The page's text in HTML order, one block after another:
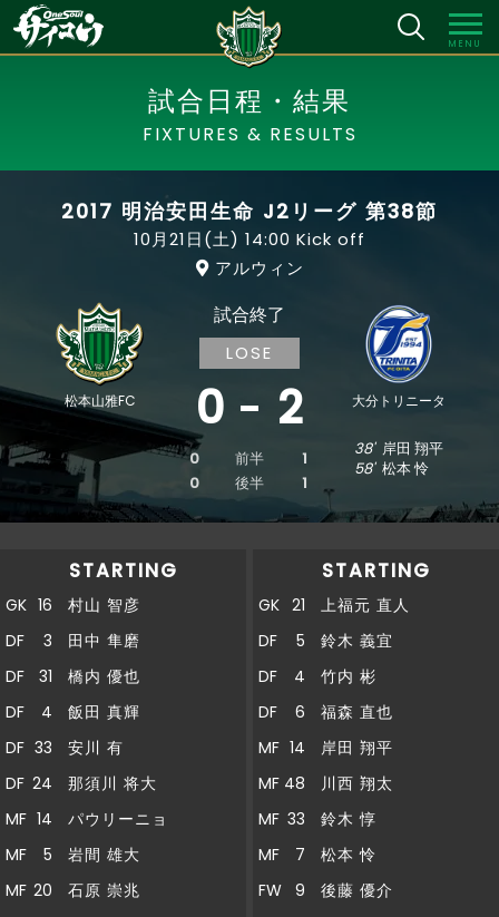
MENU
試合日程・結果
FIXTURES & RESULTS
2017 明治安田生命 J2リーグ 第38節
10月21日(土) 14:00 Kick off
アルウィン
松本山雅FC
試合終了
LOSE
0 2
0 前半
1
0
後半 1
大分トリニータ
38' 岸田 翔平
58' 松本 怜
STARTING
GK 16
村山 智彦
DF
3
田中 隼磨
DF
31
橋内 優也
DF
4
飯田 真輝
DF 33
安川 有
DF 24
那須川 将大
MF 14
パウリーニョ
MF
5
岩間 雄大
MF 20
石原 崇兆
STARTING
GK 21
上福元 直人
DF
5
鈴木 義宜
DF
4
竹内 彬
DF
6
福森 直也
MF 14
岸田 翔平
MF 48
川西 翔太
MF 33
鈴木 惇
MF
7
松本 怜
FW
9
後藤 優介